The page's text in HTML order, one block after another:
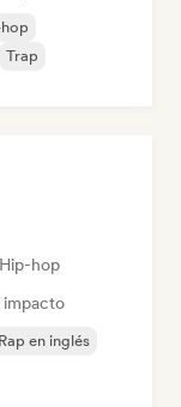
Trap
Hip-hop
impacto
Rap en inglés